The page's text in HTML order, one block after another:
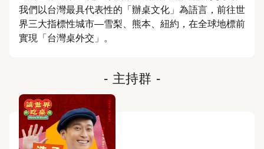
我們以台灣最具代表性的「辦桌文化」為語言，前往世
界三大指標性城市—雪梨、熊本、紐約，在全球地標前
實現「台灣桌外交」。
- 主持群 -